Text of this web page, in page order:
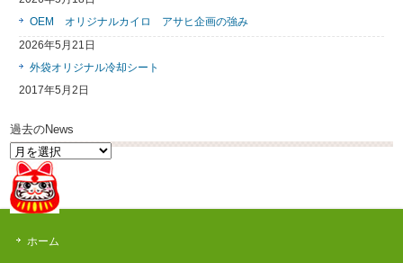
OEM オリジナルカイロ アサヒ企画の強み
2026年5月21日
外袋オリジナル冷却シート
2017年5月2日
過去のNews
過
去
の
News
ホーム